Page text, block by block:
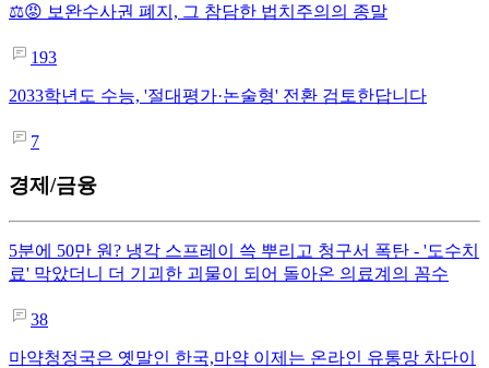
⚖️😡 보완수사권 폐지, 그 참담한 법치주의의 종말
193
2033학년도 수능, '절대평가·논술형' 전환 검토한답니다
7
경제/금융
5분에 50만 원? 냉각 스프레이 쓱 뿌리고 청구서 폭탄 - '도수치
료' 막았더니 더 기괴한 괴물이 되어 돌아온 의료계의 꼼수
38
마약청정국은 옛말인 한국,마약 이제는 온라인 유통망 차단이